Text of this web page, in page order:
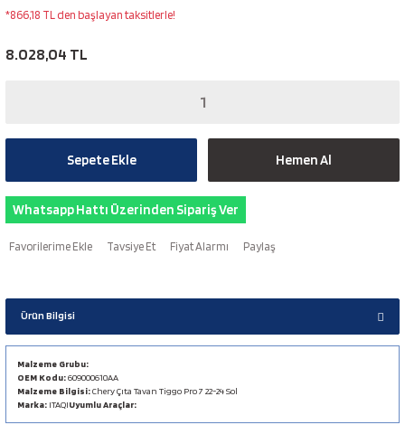
*866,18 TL den başlayan taksitlerle!
8.028,04 TL
Sepete Ekle Hemen Al
Whatsapp Hattı Üzerinden Sipariş Ver
Tavsiye Et Fiyat Alarmı Paylaş
Ürün Bilgisi
Malzeme Grubu:
OEM Kodu:609000610AA
Malzeme Bilgisi:Chery Çıta Tavan Tiggo Pro 7 22-24 Sol
Marka: ITAQIUyumlu Araçlar: